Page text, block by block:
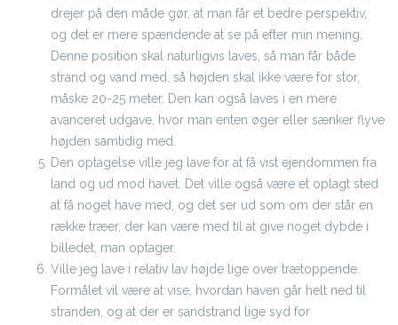
drejer på den måde gør, at man får et bedre perspektiv,
og det er mere spændende at se på efter min mening.
Denne position skal naturligvis laves, så man får både
strand og vand med, så højden skal ikke være for stor,
måske 20-25 meter. Den kan også laves i en mere
avanceret udgave, hvor man enten øger eller sænker flyve
højden samtidig med.
Den optagelse ville jeg lave for at få vist ejendommen fra
land og ud mod havet. Det ville også være et oplagt sted
at få noget have med, og det ser ud som om der står en
række træer, der kan være med til at give noget dybde i
billedet, man optager.
Ville jeg lave i relativ lav højde lige over trætoppende.
Formålet vil være at vise, hvordan haven går helt ned til
stranden, og at der er sandstrand lige syd for